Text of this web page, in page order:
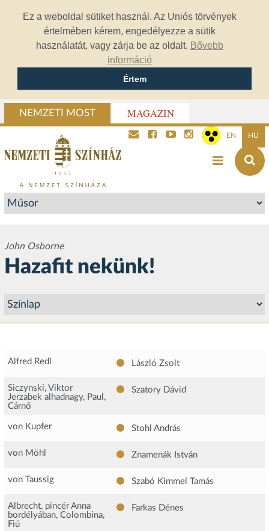
Ez a weboldal sütiket használ. Az Uniós törvények
értelmében kérem, engedélyezze a sütik
használatát, vagy zárja be az oldalt. Bővebb
információ
Értem
NEMZETI MOST MAGAZIN
EN HU
John Osborne
Hazafit nekünk!
Alfred Redl László Zsolt
Siczynski, Viktor
Jerzabek alhadnagy, Paul,
Cárnő
Szatory Dávid
von Kupfer Stohl András
von Möhl Znamenák István
von Taussig Szabó Kimmel Tamás
Albrecht, pincér Anna
bordélyában, Colombina,
Fiú
Farkas Dénes